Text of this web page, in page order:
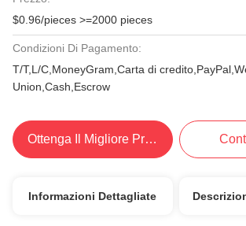
$0.96/pieces >=2000 pieces
Condizioni Di Pagamento:
T/T,L/C,MoneyGram,Carta di
Union,Cash,Escrow
Ottenga Il Migliore Prezzo
Informazioni Dettagliate